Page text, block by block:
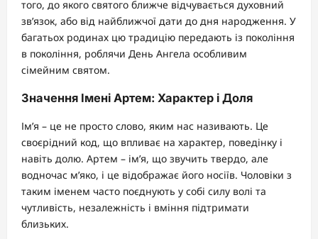
того, до якого святого ближче відчувається духовний
зв’язок, або від найближчої дати до дня народження. У
багатьох родинах цю традицію передають із покоління
в покоління, роблячи День Ангела особливим
сімейним святом.
Значення Імені Артем: Характер і Доля
Ім’я – це не просто слово, яким нас називають. Це
своєрідний код, що впливає на характер, поведінку і
навіть долю. Артем – ім’я, що звучить твердо, але
водночас м’яко, і це відображає його носіїв. Чоловіки з
таким іменем часто поєднують у собі силу волі та
чутливість, незалежність і вміння підтримати
близьких.